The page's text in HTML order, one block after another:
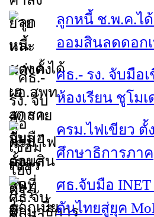
ลูกหนี้ ช.พ.ค.ไ
ออมสินลดดอกเ
ศธ.- รง. จับมือ
ห้องเรียน ชูโม
ครม.ไฟเขียว ตั้
ศึกษาธิการภาค
ศธ.จับมือ
ดันไทยสู่ยุค